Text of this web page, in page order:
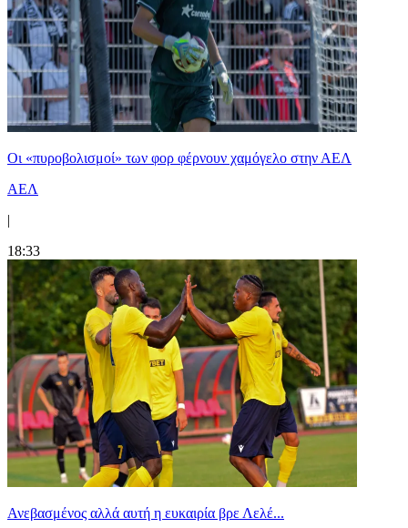
Οι «πυροβολισμοί» των φορ φέρνουν χαμόγελο στην ΑΕΛ
ΑΕΛ
|
18:33
Ανεβασμένος αλλά αυτή η ευκαιρία βρε Λελέ...